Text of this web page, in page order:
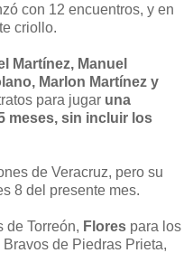
con 12 encuentros, y en
criollo.
Martínez, Manuel
Marlon Martínez y
para jugar una
meses, sin incluir los
de Veracruz, pero su
8 del presente mes.
de Torreón, Flores para los
Bravos de Piedras Prieta,